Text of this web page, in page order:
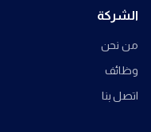
الشركة
من نحن
وظائف
اتصل بنا